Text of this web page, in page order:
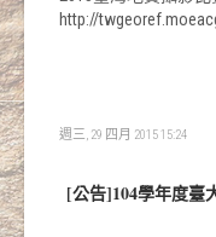
http://
週三, 29 四月 2015 15:24
[公告]104學年度臺